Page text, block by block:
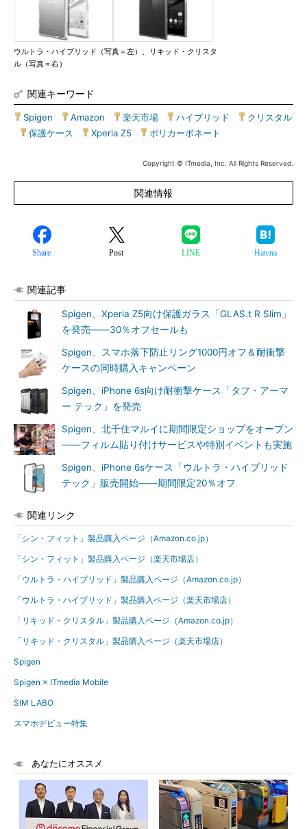
ウルトラ・ハイブリッド（写真＝左）、リキッド・クリスタ
ル（写真＝右）
関連キーワード
Spigen Amazon 楽天市場 ハイブリッド
クリスタル
保護ケース Xperia Z5 ポリカーボネート
Copyright © ITmedia, Inc. All Rights Reserved.
関連情報
Share Post LINE Hatena
関連記事
Spigen、Xperia Z5向け保護ガラス「GLAS.t R Slim」
を発売――30％オフセールも
Spigen、スマホ落下防止リング1000円オフ＆耐衝撃
ケースの同時購入キャンペーン
Spigen、iPhone 6s向け耐衝撃ケース「タフ・アーマ
ー テック」を発売
Spigen、北千住マルイに期間限定ショップをオープン
――フィルム貼り付けサービスや特別イベントも実施
Spigen、iPhone 6sケース「ウルトラ・ハイブリッド
テック」販売開始――期間限定20％オフ
関連リンク
「シン・フィット」製品購入ページ（Amazon.co.jp）
「シン・フィット」製品購入ページ（楽天市場店）
「ウルトラ・ハイブリッド」製品購入ページ（Amazon.co.jp）
「ウルトラ・ハイブリッド」製品購入ページ（楽天市場店）
「リキッド・クリスタル」製品購入ページ（Amazon.co.jp）
「リキッド・クリスタル」製品購入ページ（楽天市場店）
Spigen
Spigen × ITmedia Mobile
SIM LABO
スマホデビュー特集
あなたにオススメ